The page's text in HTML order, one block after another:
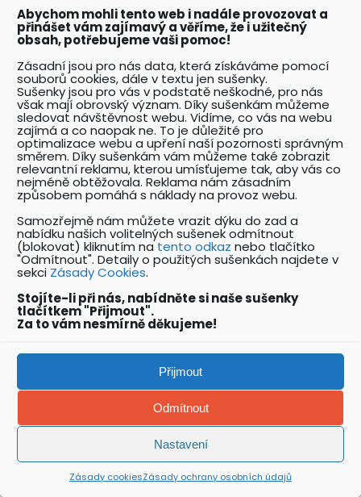
Abychom mohli tento web i nadále provozovat a
přinášet vám zajímavý a věříme, že i užitečný
obsah, potřebujeme vaši pomoc!
Zásadní jsou pro nás data, která získáváme pomocí
souborů cookies, dále v textu jen sušenky.
Sušenky jsou pro vás v podstatě neškodné, pro nás
však mají obrovský význam. Díky sušenkám můžeme
sledovat návštěvnost webu. Vidíme, co vás na webu
zajímá a co naopak ne. To je důležité pro
optimalizace webu a upření naší pozornosti správným
směrem. Díky sušenkám vám můžeme také zobrazit
relevantní reklamu, kterou umísťujeme tak, aby vás co
nejméně obtěžovala. Reklama nám zásadním
způsobem pomáhá s náklady na provoz webu.
Samozřejmě nám můžete vrazit dýku do zad a
nabídku našich volitelných sušenek odmítnout
(blokovat) kliknutím natento odkaz nebo tlačítko
"Odmítnout". Detaily o použitých sušenkách najdete v
sekci Zásady Cookies.
Stojíte-li při nás, nabídněte si naše sušenky
tlačítkem "Přijmout".
Za to vám nesmírně děkujeme!
Přijmout
Odmítnout
Nastavení
Zásady cookiesZásady ochrany osobních údajů
Přehled právních předpisů BOZP a PO
Můžete se těšit...
PŘESKOČIT MĚSÍCE
LEDEN ÚNOR BŘEZEN DUBEN
KVĚTEN
ČERVEN
ČERVENEC SRPEN ZÁŘÍ
ŘÍJEN
LISTOPAD
PROSINEC
SRPEN, 2026
Tematická oblast události